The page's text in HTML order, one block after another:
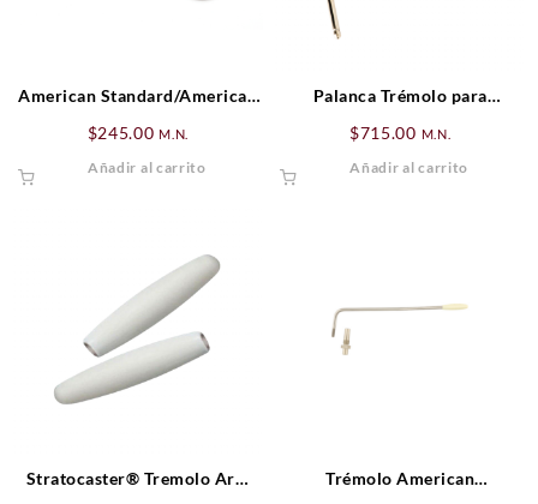
American Standard/American
Arm
$245.00 M.N.
Añadir al carrito
Palanca Trémolo para
$715.00 M.N.
Añadir al carrito
Stratocaster® Tremolo Arm
Trémolo American